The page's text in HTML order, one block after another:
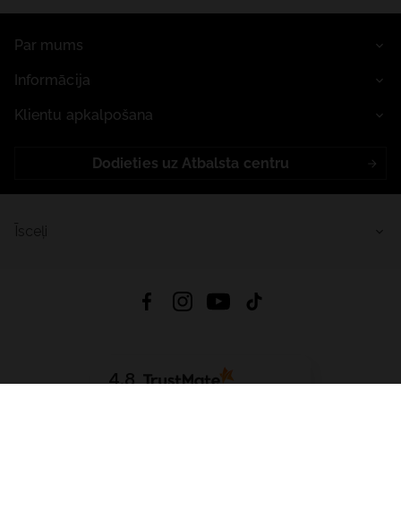
Par mums
Informācija
Klientu apkalpošana
Dodieties uz Atbalsta centru
4.8